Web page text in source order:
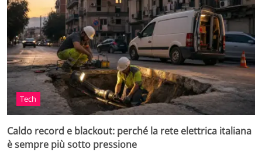
Tech
Caldo record e blackout: perché la rete elettrica italiana
è sempre più sotto pressione